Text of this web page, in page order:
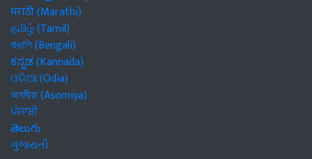
मराठी (Marathi)
தமிழ் (Tamil)
বাঙালি (Bengali)
ಕನ್ನಡ (Kannada)
ଓଡିଆ (Odia)
অসমীয়া (Asomiya)
ਪੰਜਾਬੀ
తెలుగు
ગુજરાતી